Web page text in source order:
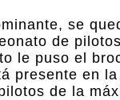
se
de
le puso el
presente en
de la